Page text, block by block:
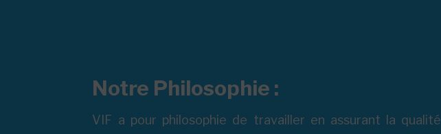
Notre Philosophie :
VIF a pour philosophie de travailler en assurant la qualité